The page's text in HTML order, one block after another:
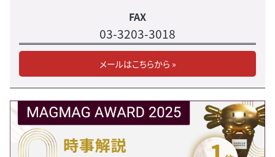
FAX
03-3203-3018
メールはこちらから »